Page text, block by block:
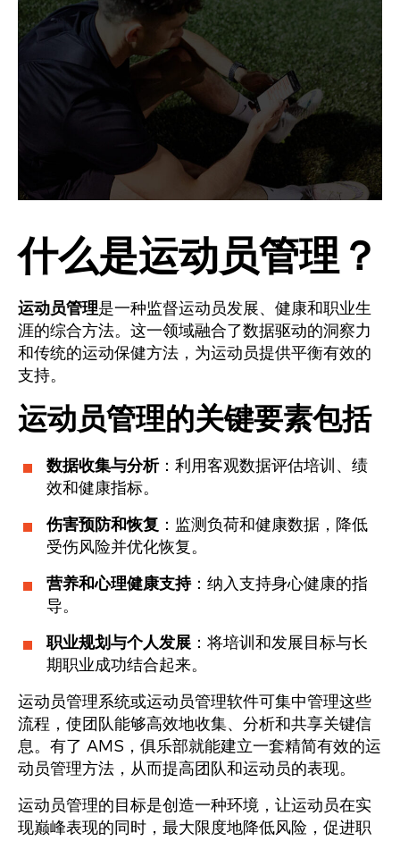
什么是运动员管理？
运动员管理是一种监督运动员发展、健康和职业生
涯的综合方法。这一领域融合了数据驱动的洞察力
和传统的运动保健方法，为运动员提供平衡有效的
支持。
运动员管理的关键要素包括
数据收集与分析：利用客观数据评估培训、绩
效和健康指标。
伤害预防和恢复 ：监测负荷和健康数据，降低
受伤风险并优化恢复。
营养和心理健康支持：纳入支持身心健康的指
导。
职业规划与个人发展 ：将培训和发展目标与长
期职业成功结合起来。
运动员管理系统或运动员管理软件可集中管理这些
流程，使团队能够高效地收集、分析和共享关键信
息。有了 AMS，俱乐部就能建立一套精简有效的运
动员管理方法，从而提高团队和运动员的表现。
运动员管理的目标是创造一种环境，让运动员在实
现巅峰表现的同时，最大限度地降低风险，促进职